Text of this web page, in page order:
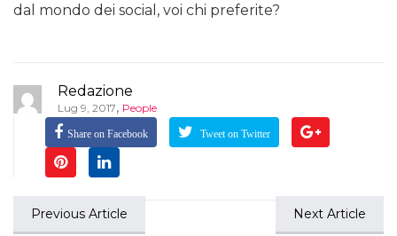
dal mondo dei social, voi chi preferite?
Redazione
Lug 9, 2017, People
Share on Facebook Tweet on Twitter
Previous Article Next Article